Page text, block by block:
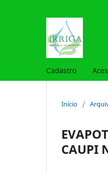
Cadastro
Início /
CAUPI